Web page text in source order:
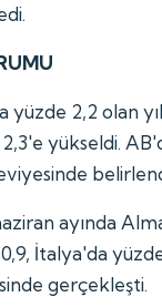
yüzde 2,2 olan
yükseldi.
ayında
İtalya'da
gerçekleşti.